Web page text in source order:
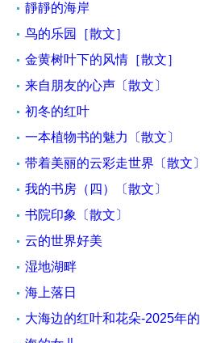
靜靜的海岸
鸟的乐园［散文］
金黄树叶下的风情［散文］
来自朋友的心声〔散文〕
初冬的红叶
一本植物书的魅力〔散文〕
带着美丽的云彩走世界〔散文〕
我的书房（四）〔散文〕
书院印象〔散文〕
云的世界好美
湿地湖畔
海上落日